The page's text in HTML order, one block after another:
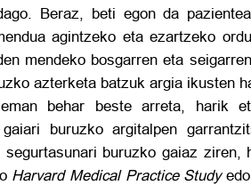
Beraz, beti egon da
agintzeko eta ezartzeko
mendeko bosgarren eta
azterketa batzuk argia ikusten
behar beste arreta, harik
gaiari buruzko argitalpen
segurtasunari buruzko gaiaz ziren,
Harvard Medical Practice Study